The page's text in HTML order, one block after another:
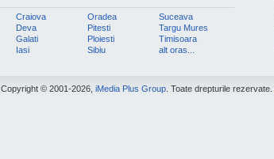
Craiova
Deva
Galati
Iasi
Oradea
Pitesti
Ploiesti
Sibiu
Suceava
Targu Mures
Timisoara
alt oras...
Copyright © 2001-2026, iMedia Plus Group . Toate drepturile rezervate.